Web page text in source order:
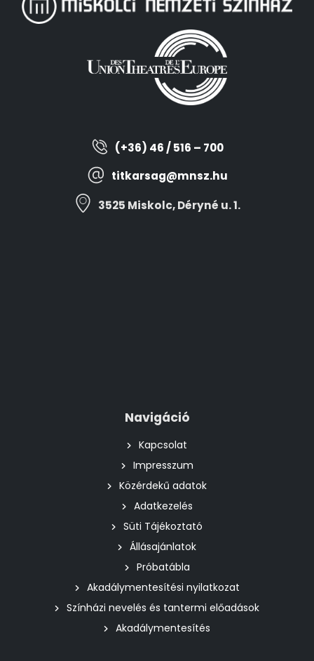
(+36) 46 / 516 – 700
titkarsag@mnsz.hu
3525 Miskolc, Déryné u. 1.
Navigáció
Kapcsolat
Impresszum
Közérdekű adatok
Adatkezelés
Süti Tájékoztató
Állásajánlatok
Próbatábla
Akadálymentesítési nyilatkozat
Színházi nevelés és tantermi előadások
Akadálymentesítés